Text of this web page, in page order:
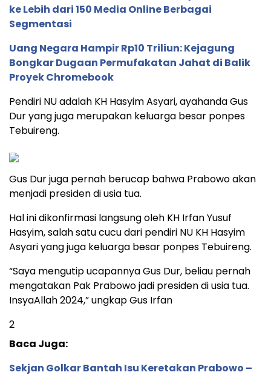
ke Lebih dari 150 Media Online Berbagai
Segmentasi
Uang Negara Hampir Rp10 Triliun: Kejagung
Bongkar Dugaan Permufakatan Jahat di Balik
Proyek Chromebook
Pendiri NU adalah KH Hasyim Asyari, ayahanda Gus
Dur yang juga merupakan keluarga besar ponpes
Tebuireng.
Gus Dur juga pernah berucap bahwa Prabowo akan
menjadi presiden di usia tua.
Hal ini dikonfirmasi langsung oleh KH Irfan Yusuf
Hasyim, salah satu cucu dari pendiri NU KH Hasyim
Asyari yang juga keluarga besar ponpes Tebuireng.
“Saya mengutip ucapannya Gus Dur, beliau pernah
mengatakan Pak Prabowo jadi presiden di usia tua.
InsyaAllah 2024,” ungkap Gus Irfan
2
Baca Juga:
Sekjan Golkar Bantah Isu Keretakan Prabowo –